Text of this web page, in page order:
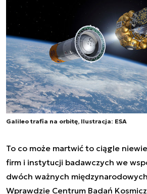
Galileo trafia na orbitę, Ilustracja: ESA
To co może martwić to ciągle
firm i instytucji badawczych we
dwóch ważnych
Wprawdzie Centrum Badań